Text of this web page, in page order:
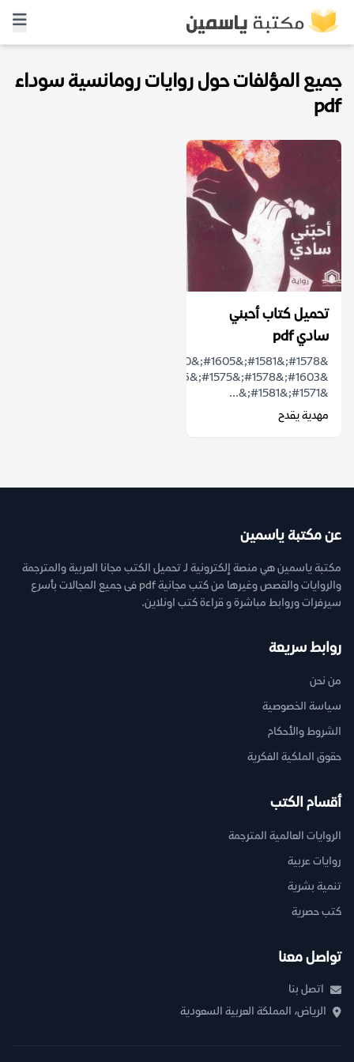
جميع المؤلفات حول روايات رومانسية سوداء
pdf
تحميل كتاب أحبني
سادي pdf
&#1571;&#1581;&...
مهدية يقدح
عن مكتبة ياسمين
مكتبة ياسمين هي منصة إلكترونية لـ تحميل الكتب مجانا العربية والمترجمة
والروايات والقصص وغيرها من كتب مجانية pdf فى جميع المجالات بأسرع
سيرفرات وروابط مباشرة و قراءة كتب اونلاين.
روابط سريعة
من نحن
سياسة الخصوصية
الشروط والأحكام
حقوق الملكية الفكرية
أقسام الكتب
الروايات العالمية المترجمة
روايات عربية
تنمية بشرية
كتب حصرية
تواصل معنا
اتصل بنا
الرياض، المملكة العربية السعودية